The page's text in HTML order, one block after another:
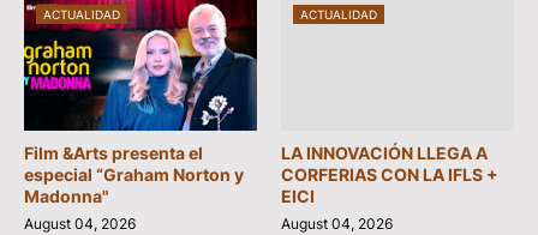
ACTUALIDAD
Film &Arts presenta el
especial “Graham Norton y
Madonna"
August 04, 2026
ACTUALIDAD
LA INNOVACIÓN LLEGA A
CORFERIAS CON LA IFLS +
EICI
August 04, 2026